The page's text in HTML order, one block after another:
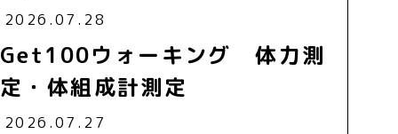
2026.07.28
Get100ウォーキング 体力測
定・体組成計測定
2026.07.27